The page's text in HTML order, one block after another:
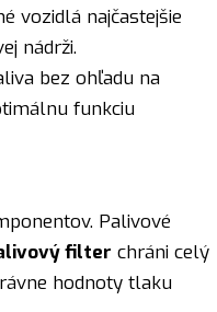
vozidlá najčastejšie
nádrži.
bez ohľadu na
funkciu
Palivové
filter chráni celý
hodnoty tlaku